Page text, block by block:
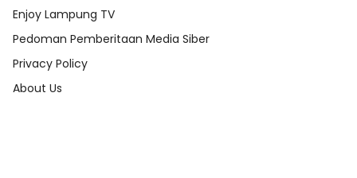
Enjoy Lampung TV
Pedoman Pemberitaan Media Siber
Privacy Policy
About Us